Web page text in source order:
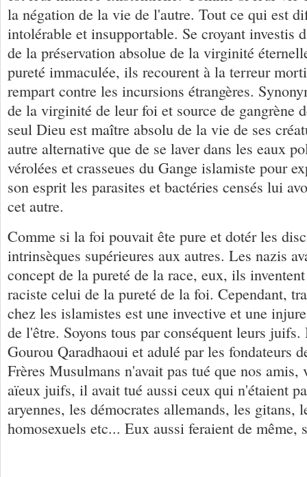
la négation de la vie de l'autre. Tout ce qui est
intolérable et insupportable. Se croyant investis
de la préservation absolue de la virginité
pureté immaculée, ils recourent à la terreur
rempart contre les incursions étrangères.
de la virginité de leur foi et source de gangrène
seul Dieu est maître absolu de la vie de ses
autre alternative que de se laver dans les eaux
vérolées et crasseues du Gange islamiste pour
son esprit les parasites et bactéries censés lui
cet autre.
Comme si la foi pouvait ête pure et dotér les
intrinsèques supérieures aux autres. Les nazis
concept de la pureté de la race, eux, ils
raciste celui de la pureté de la foi. Cependant,
chez les islamistes est une invective et une
de l'être. Soyons tous par conséquent leurs
Gourou Qaradhaoui et adulé par les fondateurs
Frères Musulmans n'avait pas tué que nos amis,
aïeux juifs, il avait tué aussi ceux qui n'étaient
aryennes, les démocrates allemands, les gitans,
homosexuels etc... Eux aussi feraient de même,